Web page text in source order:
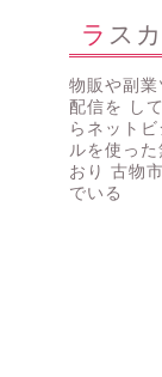
ラ
物販や副
配信を し
らネット
ルを使っ
おり 古物
でいる